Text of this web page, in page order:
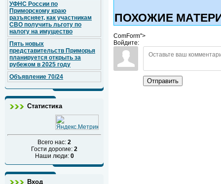
УФНС России по
Приморскому краю
разъясняет, как участникам
СВО получить льготу по
налогу на имущество
Пять новых
представительств Приморья
планируется открыть за
рубежом в 2025 году
Объявление 70/24
Статистика
Всего нас: 2
Гости дорогие: 2
Наши люди: 0
Вход
ПОХОЖИЕ
ComForm">
Войдите:
Отправить